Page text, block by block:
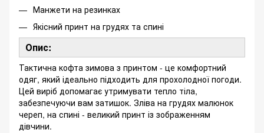
Манжети на резинках
Якісний принт на грудях та спині
Опис:
Тактична кофта зимова з принтом - це комфортний
одяг, який ідеально підходить для прохолодної погоди.
Цей виріб допомагає утримувати тепло тіла,
забезпечуючи вам затишок. Зліва на грудях малюнок
череп, на спині - великий принт із зображенням
дівчини.